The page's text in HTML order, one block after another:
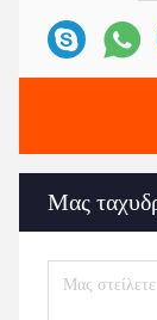
Μας